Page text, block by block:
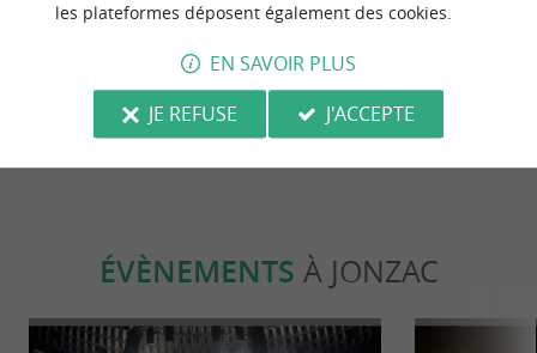
L’univers aquatique tropical des
Antilles de Jonzac
444 m - Jonzac
Un hiver
ÉVÈNEMENTS À JONZAC
les plateformes déposent également des cookies.
EN SAVOIR PLUS
JE REFUSE
J'ACCEPTE